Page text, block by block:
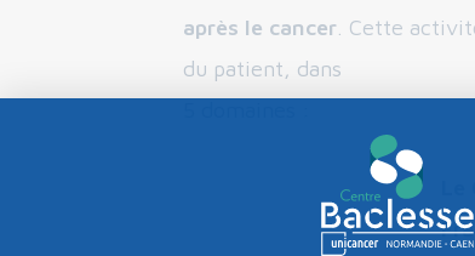
après le cancer . Cette
du patient, dans